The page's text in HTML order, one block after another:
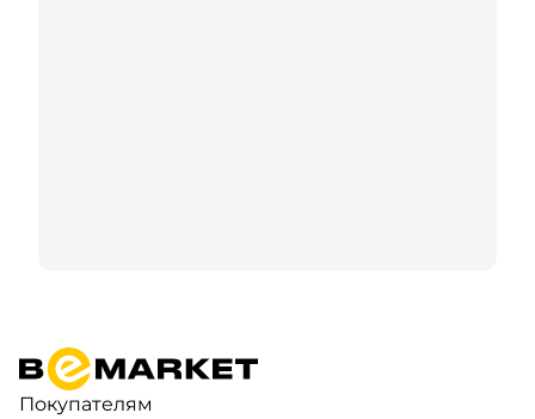
Покупателям